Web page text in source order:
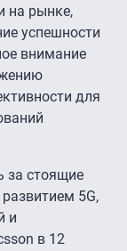
на рынке,
успешности
внимание
для
за стоящие
5G,
и
в 12